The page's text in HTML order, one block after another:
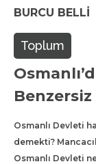
BURCU BELLI
Toplum
Osmanlı Devleti
demekti?
Osmanlı Devleti